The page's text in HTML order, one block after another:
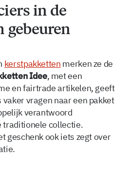
in de
gebeuren
kerstpakketten merken ze de
Idee, met een
en fairtrade artikelen, geeft
vragen naar een pakket
verantwoord
traditionele collectie.
geschenk ook iets zegt over